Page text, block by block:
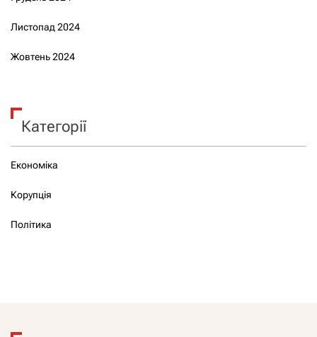
Листопад 2024
Жовтень 2024
Категорії
Економіка
Корупція
Політика